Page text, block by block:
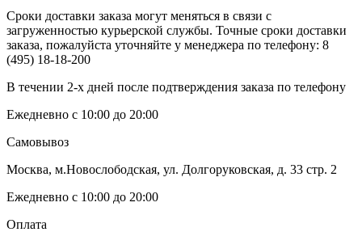
Сроки доставки заказа могут меняться в связи с
загруженностью курьерской службы. Точные сроки доставки
заказа, пожалуйста уточняйте у менеджера по телефону: 8
(495) 18-18-200
В течении 2-х дней после подтверждения заказа по телефону
Ежедневно с 10:00 до 20:00
Самовывоз
Москва, м.Новослободская, ул. Долгоруковская, д. 33 стр. 2
Ежедневно с 10:00 до 20:00
Оплата